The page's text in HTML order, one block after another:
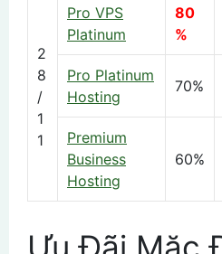
2
8
/
1
1
Pro VPS
Platinum
80
%
Pro Platinum
Hosting
70%
Premium
Business
Hosting
60%